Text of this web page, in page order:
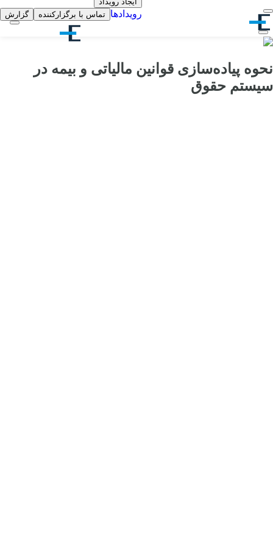
رویدادها تماس با برگزارکننده گزارش
نحوه پیاده‌سازی قوانین مالیاتی و بیمه در
سیستم حقوق